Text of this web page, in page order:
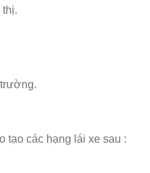
thị.
tạo các hạng lái xe sau :